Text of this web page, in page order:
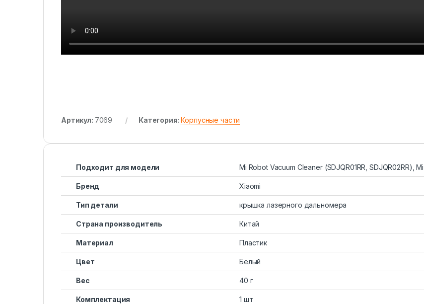
Артикул: 7069 Категория:Корпусные части
Подходит для модели Mi Robot Vacuum Cleaner (SDJQR01RR, SDJQR02RR),
Бренд Xiaomi
Тип детали крышка лазерного дальномера
Страна производитель Китай
Материал Пластик
Цвет Белый
Вес 40 г
Комплектация 1 шт